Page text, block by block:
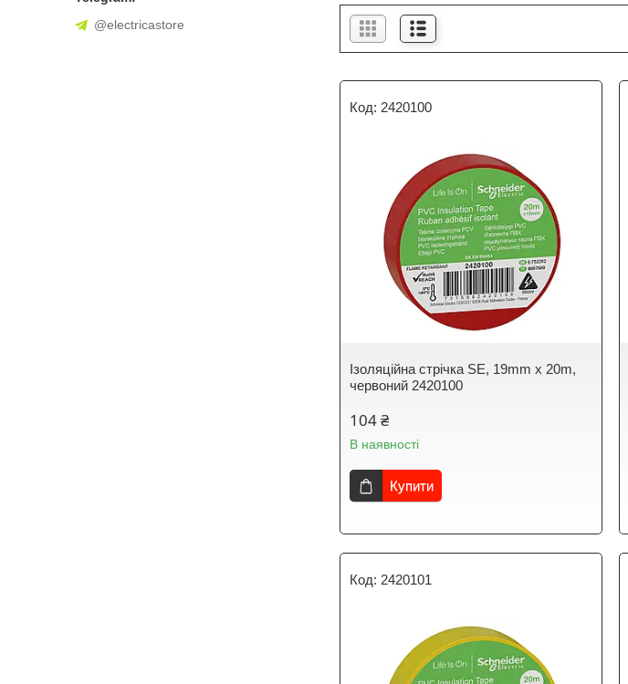
2420100
Ізоляційна стрічка SE, 19mm x 20m,
червоний 2420100
104 ₴
В наявності
Купити
2420101
@electricastore